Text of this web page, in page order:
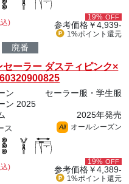
)
19% OFF
参考価格￥4,939-
1%ポイント 還元
廃番
セーラー ダスティピンク×
ン
セーラー服・学生服
ン 2025
2025年発売
ス
All オールシーズン
)
19% OFF
参考価格￥4,389-
1%ポイント 還元